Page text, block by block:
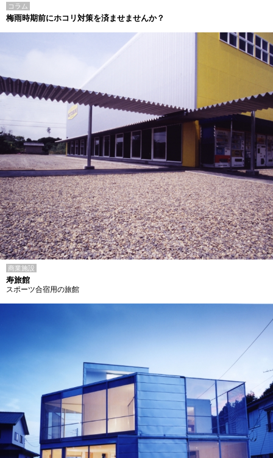
コラム
梅雨時期前にホコリ対策を済ませませんか？
商業施設
寿旅館
スポーツ合宿用の旅館